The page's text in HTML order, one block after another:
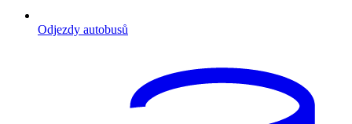
Odjezdy autobusů